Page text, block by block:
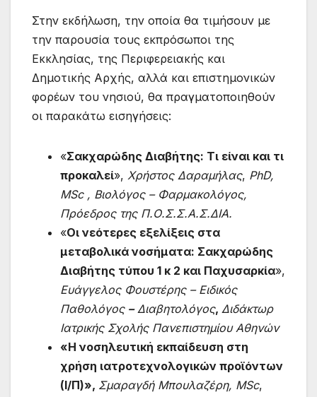
Στην εκδήλωση, την οποία θα τιμήσουν με
την παρουσία τους εκπρόσωποι της
Εκκλησίας, της Περιφερειακής και
Δημοτικής Αρχής, αλλά και επιστημονικών
φορέων του νησιού, θα πραγματοποιηθούν
οι παρακάτω εισηγήσεις:
«Σακχαρώδης Διαβήτης: Τι είναι και τι
προκαλεί», Χρήστος Δαραμήλας, PhD,
MSc, Βιολόγος – Φαρμακολόγος,
Πρόεδρος της Π.Ο.Σ.Σ.Α.Σ.ΔΙΑ.
«Οι νεότερες εξελίξεις στα
μεταβολικά νοσήματα: Σακχαρώδης
Διαβήτης τύπου 1 κ 2 και Παχυσαρκία»,
Ευάγγελος Φουστέρης– Ειδικός
Παθολόγος –Διαβητολόγος, Διδάκτωρ
Ιατρικής Σχολής Πανεπιστημίου Αθηνών
«Η νοσηλευτική εκπαίδευση στη
χρήση ιατροτεχνολογικών προϊόντων
(Ι/Π)», Σμαραγδή Μπουλαζέρη, MSc,